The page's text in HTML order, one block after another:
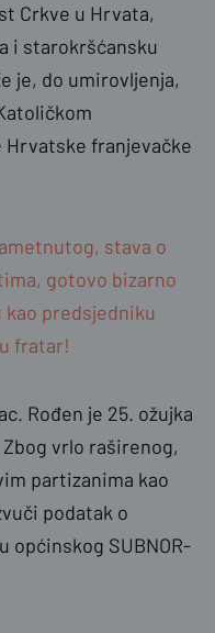
Crkve u Hrvata,
i starokršćansku
je, do umirovljenja,
Hrvatske franjevačke
stava o
gotovo bizarno
kao predsjedniku
fratar!
Rođen je 25. ožujka
vrlo raširenog,
partizanima kao
podatak o
općinskog SUBNOR-